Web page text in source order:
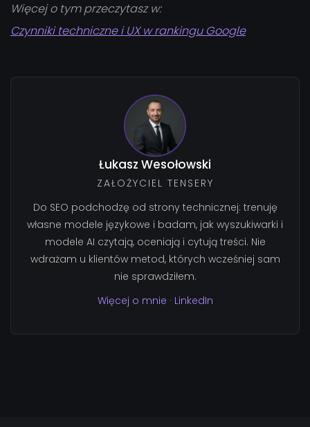
Więcej o tym przeczytasz w:
Czynniki techniczne i UX w rankingu Google
Łukasz Wesołowski
ZAŁOŻYCIEL TENSERY
Do SEO podchodzę od strony technicznej: trenuję
własne modele językowe i badam, jak wyszukiwarki i
modele AI czytają, oceniają i cytują treści. Nie
wdrażam u klientów metod, których wcześniej sam
nie sprawdziłem.
Więcej o mnie · LinkedIn